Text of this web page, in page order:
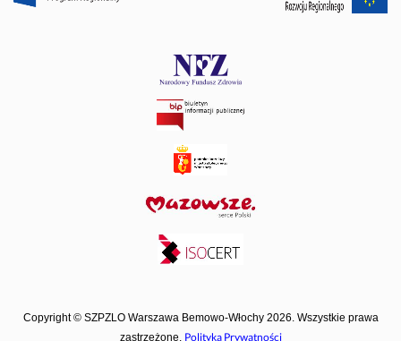
Copyright © SZPZLO Warszawa Bemowo-Włochy 2026. Wszystkie prawa
zastrzeżone. Polityka Prywatności